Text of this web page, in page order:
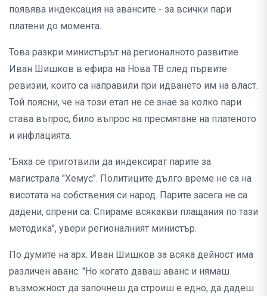
появява индексация на авансите - за всички пари
платени до момента.
Това разкри министърът на регионалното развитие
Иван Шишков в ефира на Нова ТВ след първите
ревизии, които са направили при идването им на власт.
Той поясни, че на този етап не се знае за колко пари
става въпрос, било въпрос на пресмятане на платеното
и инфлацията.
"Бяха се приготвили да индексират парите за
магистрала "Хемус". Политиците дълго време не са на
висотата на собствения си народ. Парите засега не са
дадени, спрени са. Спираме всякакви плащания по тази
методика", увери регионалният министър.
По думите на арх. Иван Шишков за всяка дейност има
различен аванс. "Но когато даваш аванс и нямаш
възможност да започнеш да строиш е едно, да дадеш